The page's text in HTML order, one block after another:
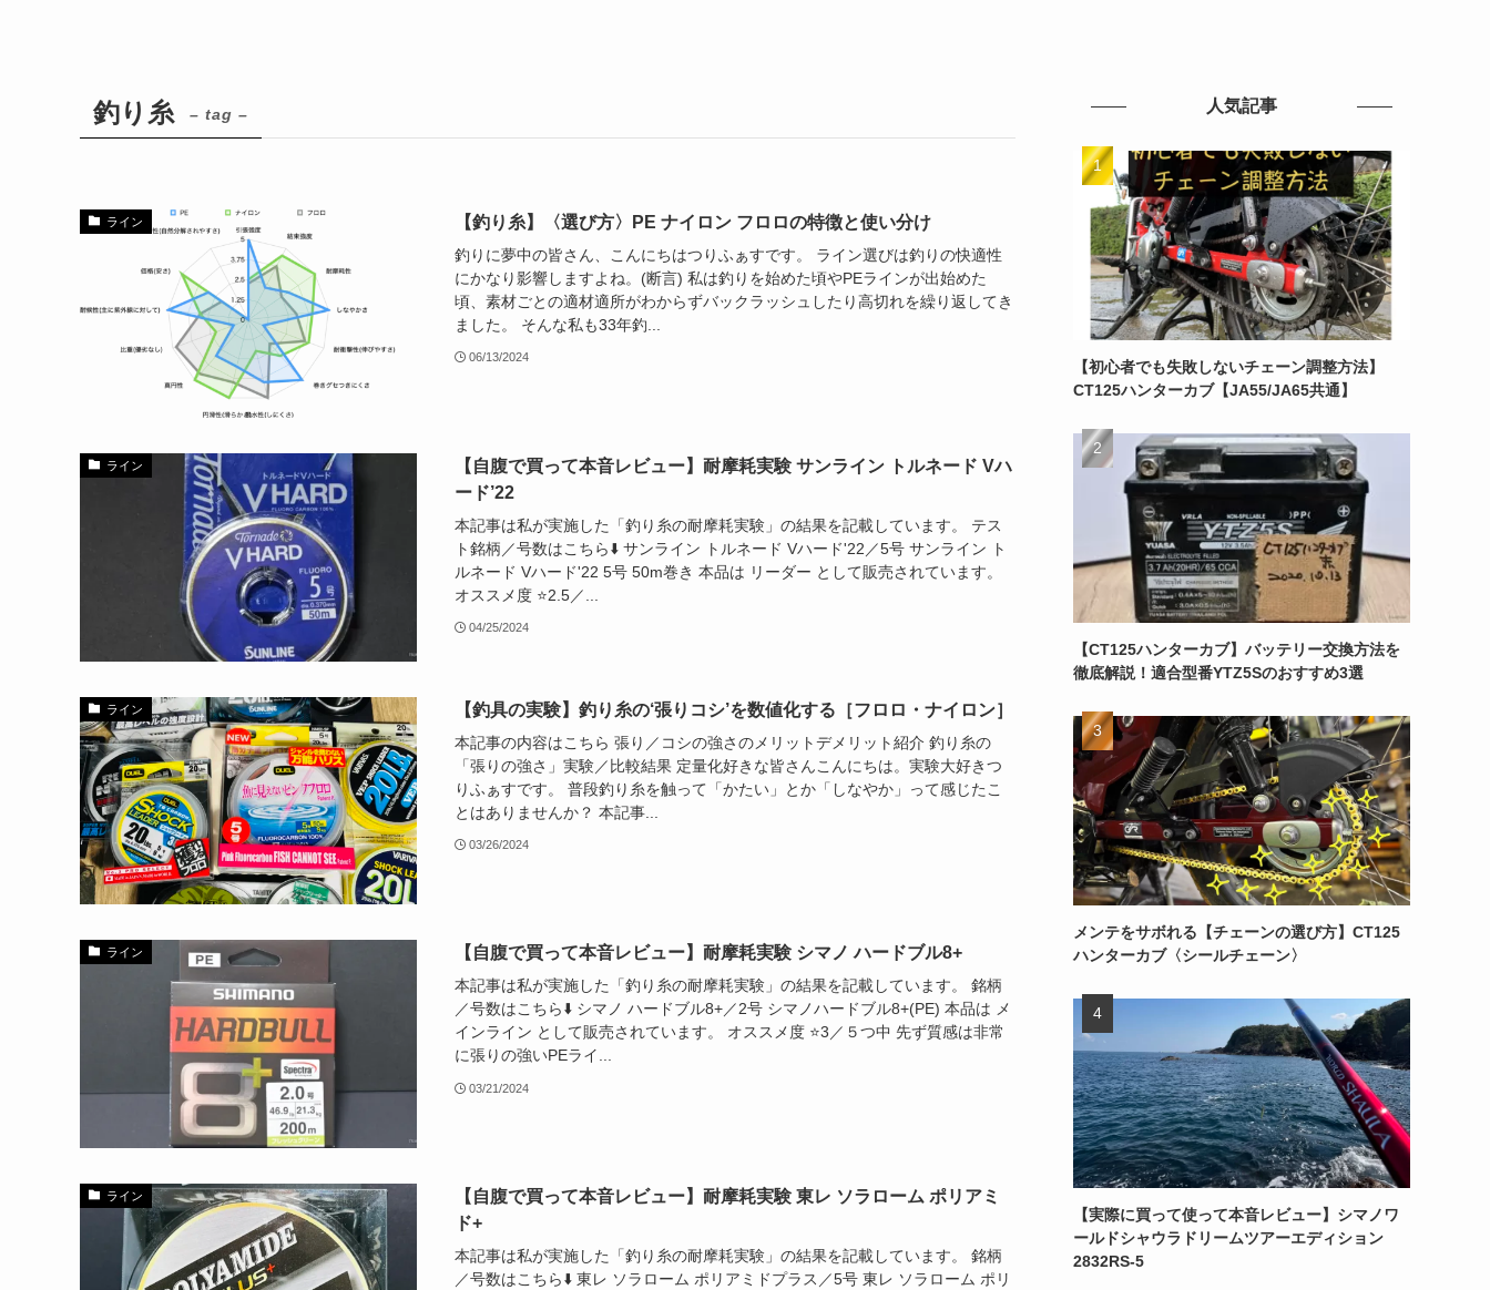
釣り糸 – tag –
ライン 【釣り糸】〈選び方〉PE ナイロン フロロの特徴と使い分け
釣りに夢中の皆さん、こんにちはつりふぁすです。 ライン選びは釣りの快適性
にかなり影響しますよね。(断言) 私は釣りを始めた頃やPEラインが出始めた
頃、素材ごとの適材適所がわからずバックラッシュしたり高切れを繰り返してき
ました。 そんな私も33年釣...
06/13/2024
ライン
【自腹で買って本音レビュー】耐摩耗実験 サンライン トルネード Vハ
ード’22
本記事は私が実施した「釣り糸の耐摩耗実験」の結果を記載しています。 テス
ト銘柄／号数はこちら⬇️ サンライン トルネード Vハード'22／5号 サンライン ト
ルネード Vハード'22 5号 50m巻き 本品は リーダー として販売されています。
オススメ度 ⭐️2.5／...
04/25/2024
ライン 【釣具の実験】釣り糸の‘張りコシ’を数値化する［フロロ・ナイロン］
本記事の内容はこちら 張り／コシの強さのメリットデメリット紹介 釣り糸の
「張りの強さ」実験／比較結果 定量化好きな皆さんこんにちは。実験大好きつ
りふぁすです。 普段釣り糸を触って「かたい」とか「しなやか」って感じたこ
とはありませんか？ 本記事...
03/26/2024
ライン 【自腹で買って本音レビュー】耐摩耗実験 シマノ ハードブル8+
本記事は私が実施した「釣り糸の耐摩耗実験」の結果を記載しています。 銘柄
／号数はこちら⬇️ シマノ ハードブル8+／2号 シマノハードブル8+(PE) 本品は メ
インライン として販売されています。 オススメ度 ⭐️3／５つ中 先ず質感は非常
に張りの強いPEライ...
03/21/2024
ライン
【自腹で買って本音レビュー】耐摩耗実験 東レ ソラローム ポリアミ
ド+
本記事は私が実施した「釣り糸の耐摩耗実験」の結果を記載しています。 銘柄
／号数はこちら⬇️ 東レ ソラローム ポリアミドプラス／5号 東レ ソラローム ポリ
人気記事
【初心者でも失敗しないチェーン調整方法】
CT125ハンターカブ【JA55/JA65共通】
【CT125ハンターカブ】バッテリー交換方法を
徹底解説！適合型番YTZ5Sのおすすめ3選
メンテをサボれる【チェーンの選び方】CT125
ハンターカブ〈シールチェーン〉
【実際に買って使って本音レビュー】シマノワ
ールドシャウラドリームツアーエディション
2832RS-5